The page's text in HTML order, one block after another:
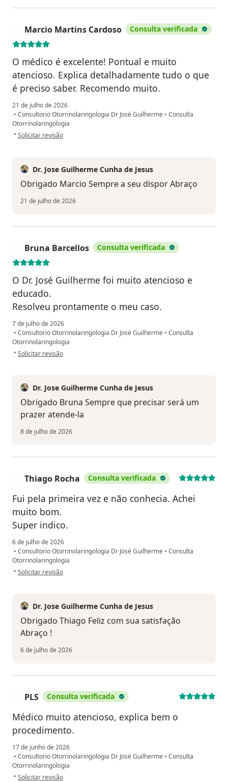
Marcio Martins Cardoso Consulta verificada
O médico é excelente! Pontual e muito
atencioso. Explica detalhadamente tudo o que
é preciso saber. Recomendo muito.
21 de julho de 2026
• Consultorio Otorrinolaringologia Dr José Guilherme • Consulta
Otorrinolaringologia
• na opinião do utilizador Marcio Martins Cardoso
Solicitar revisão
Dr. Jose Guilherme Cunha de Jesus
Obrigado Marcio Sempre a seu dispor Abraço
21 de julho de 2026
Bruna Barcellos Consulta verificada
O Dr. José Guilherme foi muito atencioso e
educado.
Resolveu prontamente o meu caso.
7 de julho de 2026
• Consultorio Otorrinolaringologia Dr José Guilherme • Consulta
Otorrinolaringologia
• na opinião do utilizador Bruna Barcellos
Solicitar revisão
Dr. Jose Guilherme Cunha de Jesus
Obrigado Bruna Sempre que precisar será um
prazer atende-la
8 de julho de 2026
Thiago Rocha Consulta verificada
Fui pela primeira vez e não conhecia. Achei
muito bom.
Super indico.
6 de julho de 2026
• Consultorio Otorrinolaringologia Dr José Guilherme • Consulta
Otorrinolaringologia
• na opinião do utilizador Thiago Rocha
Solicitar revisão
Dr. Jose Guilherme Cunha de Jesus
Obrigado Thiago Feliz com sua satisfação
Abraço !
6 de julho de 2026
PLS Consulta verificada
Médico muito atencioso, explica bem o
procedimento.
17 de junho de 2026
• Consultorio Otorrinolaringologia Dr José Guilherme • Consulta
Otorrinolaringologia
• na opinião do utilizador PLS
Solicitar revisão